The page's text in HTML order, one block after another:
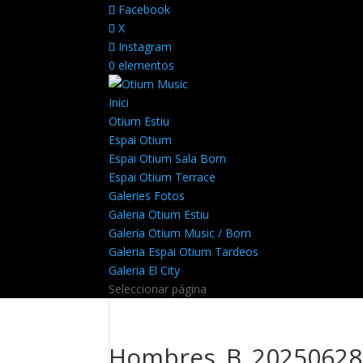
Facebook
X
Instagram
0 elementos
Inici
Otium Estiu
Espai Otium
Espai Otium Sala Born
Espai Otium Terrace
Galeries Fotos
Galeria Otium Estiu
Galeria Otium Music / Born
Galeria Espai Otium Tardeos
Galeria El City
Seleccionar página